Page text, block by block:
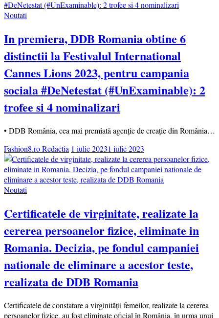
Noutati
In premiera, DDB Romania obtine 6
distinctii la Festivalul International
Cannes Lions 2023, pentru campania
sociala #DeNetestat (#UnExaminable): 2
trofee si 4 nominalizari
• DDB România, cea mai premiată agenție de creație din România…
Fashion8.ro Redactia 1 iulie 20231 iulie 2023
Noutati
Certificatele de virginitate, realizate la
cererea persoanelor fizice, eliminate in
Romania. Decizia, pe fondul campaniei
nationale de eliminare a acestor teste,
realizata de DDB Romania
Certificatele de constatare a virginității femeilor, realizate la cererea
persoanelor fizice, au fost eliminate oficial în România, în urma unui